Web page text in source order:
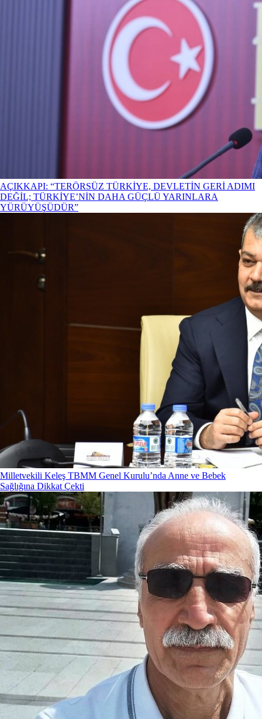
AÇIKKAPI: “TERÖRSÜZ TÜRKİYE, DEVLETİN GERİ ADIMI
DEĞİL; TÜRKİYE’NİN DAHA GÜÇLÜ YARINLARA
YÜRÜYÜŞÜDÜR”
Milletvekili Keleş TBMM Genel Kurulu’nda Anne ve Bebek
Sağlığına Dikkat Çekti